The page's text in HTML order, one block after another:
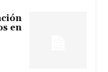
en